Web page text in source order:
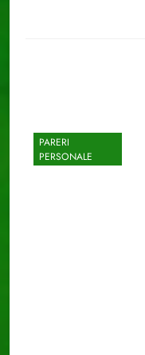
PARERI
PERSONALE